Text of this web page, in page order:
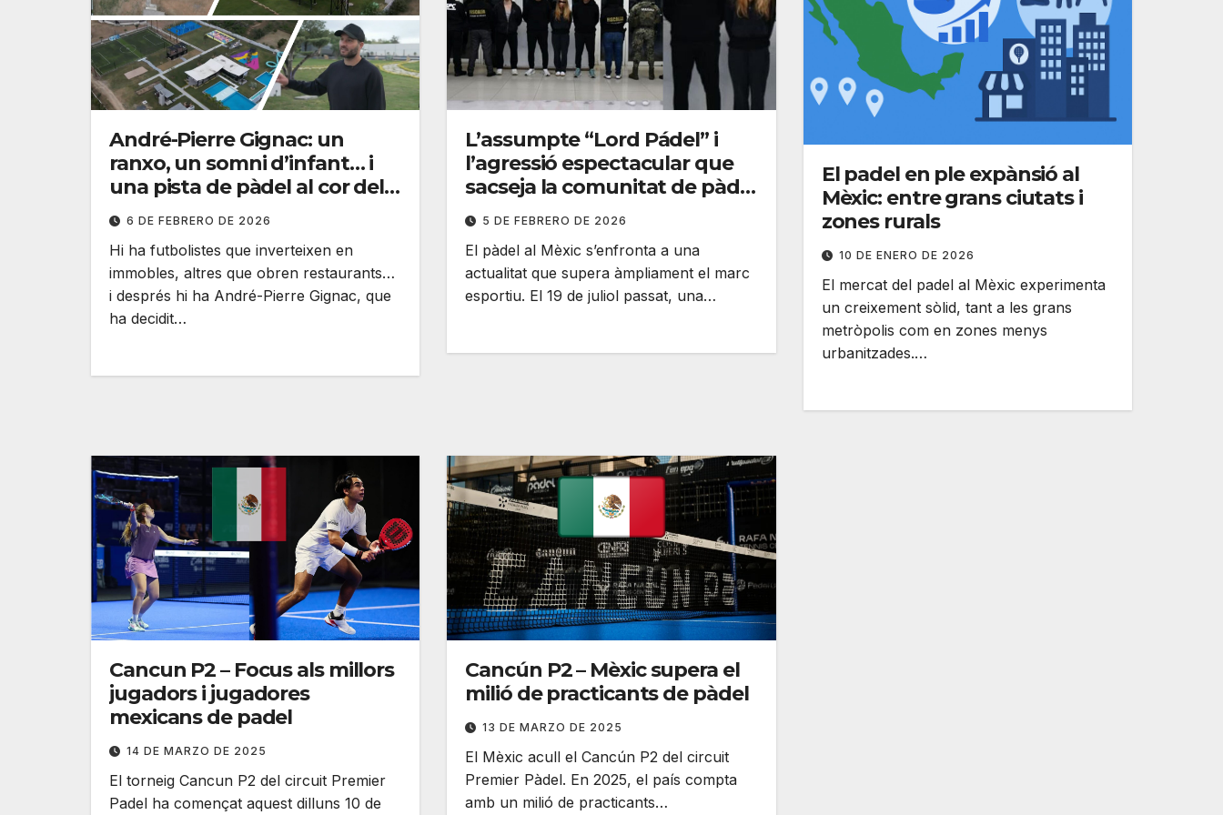
André-Pierre Gignac: un
ranxo, un somni d’infant… i
una pista de pàdel al cor del
Mèxic
6 DE FEBRERO DE 2026
Hi ha futbolistes que inverteixen en
immobles, altres que obren restaurants…
i després hi ha André-Pierre Gignac, que
ha decidit…
L’assumpte “Lord Pádel” i
l’agressió espectacular que
sacseja la comunitat de pàdel
al Mèxic
5 DE FEBRERO DE 2026
El pàdel al Mèxic s’enfronta a una
actualitat que supera àmpliament el marc
esportiu. El 19 de juliol passat, una…
El padel en ple expànsió al
Mèxic: entre grans ciutats i
zones rurals
10 DE ENERO DE 2026
El mercat del padel al Mèxic experimenta
un creixement sòlid, tant a les grans
metròpolis com en zones menys
urbanitzades.…
Cancun P2 – Focus als millors
jugadors i jugadores
mexicans de padel
14 DE MARZO DE 2025
El torneig Cancun P2 del circuit Premier
Padel ha començat aquest dilluns 10 de
Cancún P2 – Mèxic supera el
milió de practicants de pàdel
13 DE MARZO DE 2025
El Mèxic acull el Cancún P2 del circuit
Premier Pàdel. En 2025, el país compta
amb un milió de practicants…